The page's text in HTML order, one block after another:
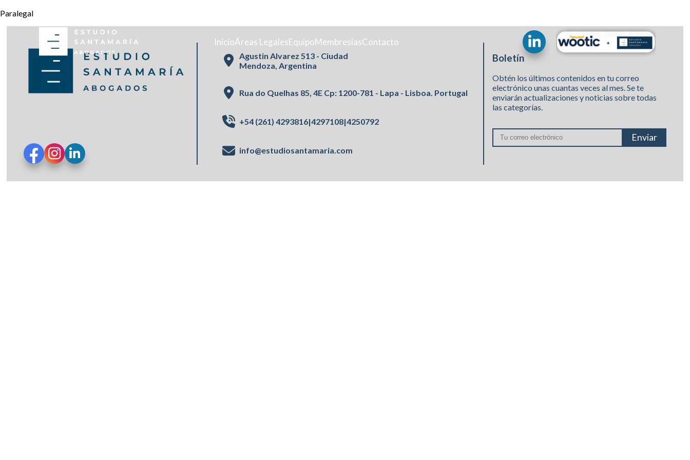
InicioÁreas LegalesEquipoMembresíasContacto
Paralegal
Agustin Alvarez 513 - Ciudad
Mendoza, Argentina
Rua do Quelhas 85, 4E Cp: 1200-781 - Lapa - Lisboa. Portugal
+54 (261) 4293816|4297108|4250792
info@estudiosantamaria.com
Boletín
Obtén los últimos contenidos en tu correo
electrónico unas cuantas veces al mes. Se te
enviarán actualizaciones y noticias sobre todas
las categorías.
Enviar